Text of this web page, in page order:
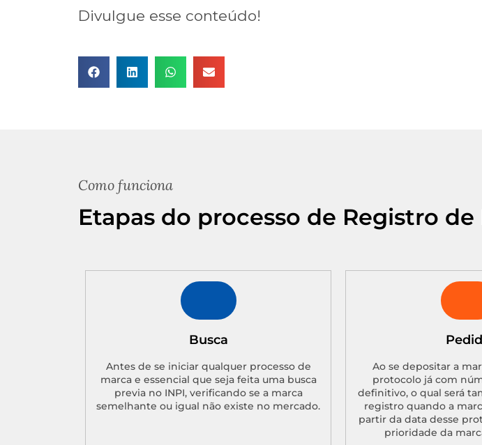
Divulgue esse conteúdo!
Como funciona
Etapas do processo de Registro de
Busca
Antes de se iniciar qualquer processo de
marca e essencial que seja feita uma busca
previa no INPI, verificando se a marca
semelhante ou igual não existe no mercado.
Ao se depositar a
protocolo já com
definitivo, o qual será
registro quando a
partir da data desse
prioridade da